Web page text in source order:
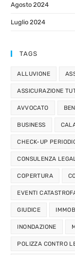
Agosto 2024
Luglio 2024
TAGS
ALLUVIONE
ASSICURAZIONE
AVVOCATO
BUSINESS
CHECK-UP
CONSULENZA
COPERTURA
EVENTI
GIUDICE
INONDAZIONE
POLIZZA CONTRO